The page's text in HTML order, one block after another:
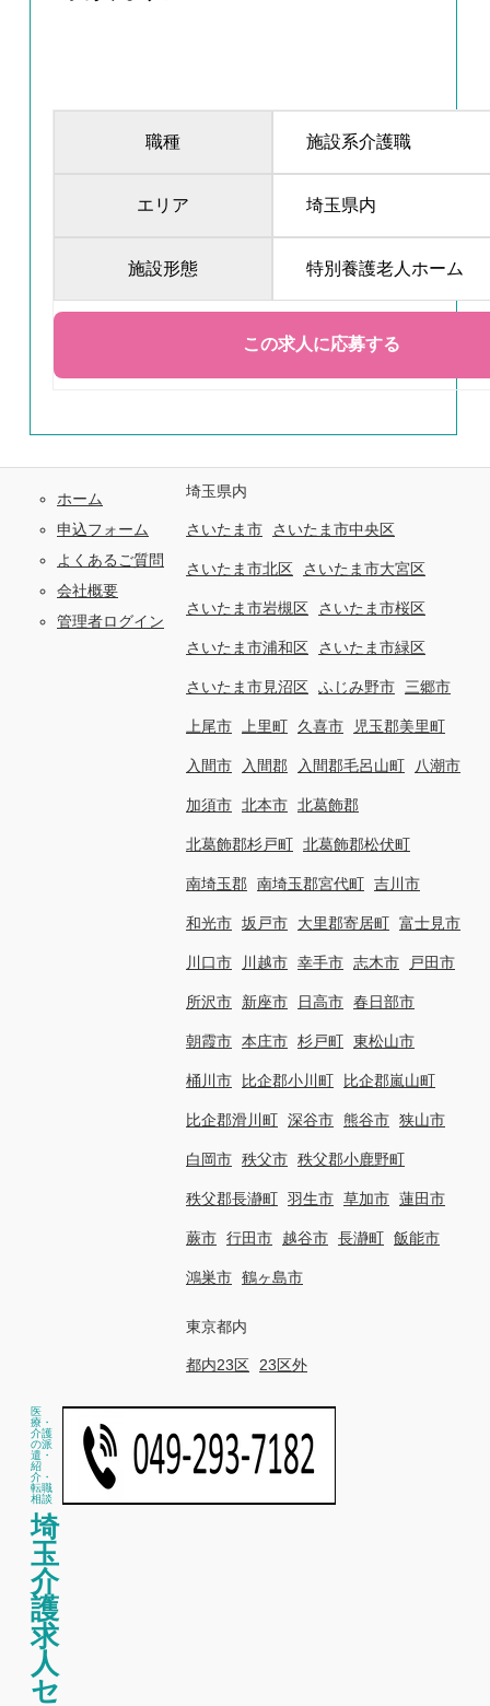
職種 施設系介護職
エリア 埼玉県内
施設形態 特別養護老人ホーム
ホーム
申込フォーム
よくあるご質問
会社概要
管理者ログイン
埼玉県内
さいたま市 さいたま市中央区
さいたま市北区 さいたま市大宮区
さいたま市岩槻区 さいたま市桜区
さいたま市浦和区 さいたま市緑区
さいたま市見沼区 ふじみ野市 三郷市
上尾市 上里町 久喜市 児玉郡美里町
入間市 入間郡 入間郡毛呂山町 八潮市
加須市 北本市 北葛飾郡
北葛飾郡杉戸町 北葛飾郡松伏町
南埼玉郡 南埼玉郡宮代町 吉川市
和光市 坂戸市 大里郡寄居町 富士見市
川口市 川越市 幸手市 志木市 戸田市
所沢市 新座市 日高市 春日部市
朝霞市 本庄市 杉戸町 東松山市
桶川市 比企郡小川町 比企郡嵐山町
比企郡滑川町 深谷市 熊谷市 狭山市
白岡市 秩父市 秩父郡小鹿野町
秩父郡長瀞町 羽生市 草加市 蓮田市
蕨市 行田市 越谷市 長瀞町 飯能市
鴻巣市 鶴ヶ島市
東京都内
都内23区 23区外
医
療・
介護
の派
遣・
紹
介・
転職
相談
埼
玉
介
護
求
人
セ